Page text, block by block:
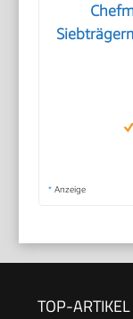
* Anzeige
TOP-ARTIKEL